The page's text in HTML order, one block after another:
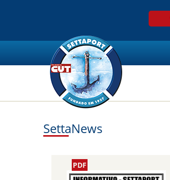
SettaNews
PDF